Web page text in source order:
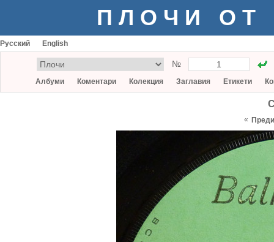
ПЛОЧИ ОТ
Русский English
№
Албуми Коментари Колекция Заглавия Етикети
«